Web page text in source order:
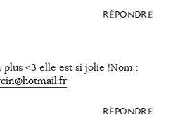
RÉPONDRE
<3 elle est si jolie !Nom :
RÉPONDRE